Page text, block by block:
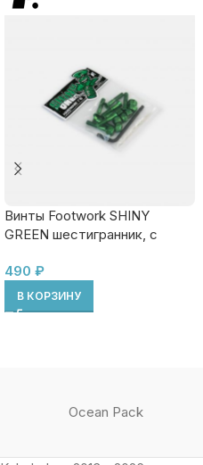
Винты Footwork SHINY
GREEN шестигранник, с
490 ₽
В КОРЗИНУ
Ocean Pack